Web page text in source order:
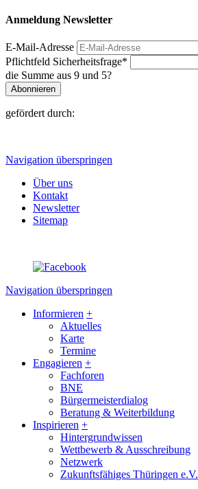
Anmeldung Newsletter
E-Mail-Adresse
Pflichtfeld Sicherheitsfrage*
die Summe aus 9 und 5?
Abonnieren
gefördert durch:
Navigation überspringen
Über uns
Kontakt
Newsletter
Sitemap
Navigation überspringen
Informieren +
Aktuelles
Karte
Termine
Engagieren +
Fachforen
BNE
Bürgermeisterdialog
Beratung & Weiterbildung
Inspirieren +
Hintergrundwissen
Wettbewerb & Ausschreibung
Netzwerk
Zukunftsfähiges Thüringen e.V.